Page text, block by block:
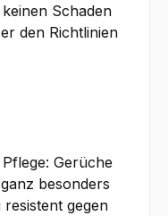
Schaden
den Richtlinien
Gerüche
besonders
gegen